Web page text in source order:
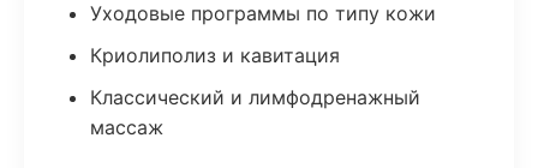
Уходовые программы по типу кожи
Криолиполиз и кавитация
Классический и лимфодренажный
массаж